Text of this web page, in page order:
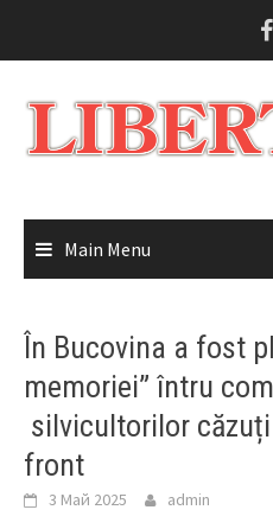
Main Menu
În Bucovina a fost
memoriei” întru
silvicultorilor
front
3 Май 2025 admin